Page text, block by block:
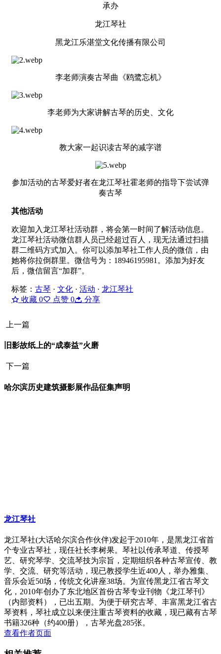
承办
龙江琴社
黑龙江乐湛堂文化传播有限公司
李老师演奏古琴曲《鸥鹭忘机》
李老师为大家讲解古琴的历史、文化
教大家一起识读古琴的减字谱
参加活动的古琴爱好者在龙江琴社霍老师的指导下尝试弹
奏古琴
其他活动
欢迎加入龙江琴社活动群，将会第一时间了解活动信息。
龙江琴社活动微信群人员已经超过百人，现无法通过扫描
群二维码方式加入。你可以添加琴社工作人员的微信，由
她将你拉倒群里。微信号为：18946195981。添加为好友
后，微信留言“加群”。
标签： 古琴 · 文化 · 活动 · 龙江琴社
收藏 0 点赞 0 分享
上一篇
旧影故纸上的“成泰益”火磨
下一篇
哈尔滨历史建筑摄影展作品征集声明
龙江琴社
龙江琴社(大话哈尔滨合作伙伴)发起于2010年，是黑龙江省首
个专业古琴社，现任社长李树果。琴社以传承琴道、传授琴
艺、研究琴学、交流琴技为宗旨，定期组织各种古琴宣传、教
学、交流、研究等活动，现已教授学生近400人，举办雅集、
音乐会近50场，传统文化讲座38场。为宣传黑龙江省古琴文
化，2010年创办了东北地区首份古琴专业刊物《龙江琴刊》
（内部资料），已出五期。为便于研究古琴、丰富黑龙江省古
琴资料，琴社成立以来便注重古琴资料的收藏，现已藏有古琴
书籍326种（约400册），古琴光盘285张。
查看作者页面